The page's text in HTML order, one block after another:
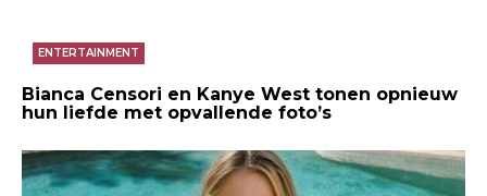
ENTERTAINMENT
Bianca Censori en Kanye West tonen opnieuw
hun liefde met opvallende foto’s